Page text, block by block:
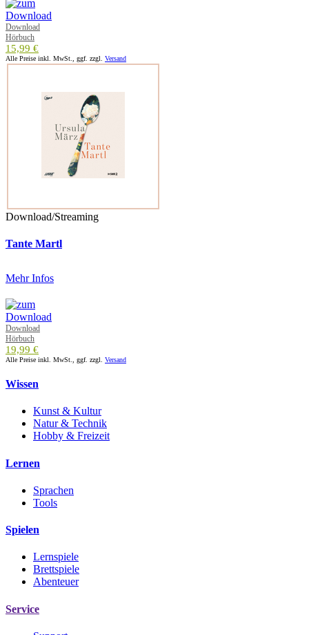
Download
Hörbuch
15,99 €
Alle Preise inkl. MwSt., ggf. zzgl. Versand
Download/Streaming
Tante Martl
Mehr Infos
Download
Hörbuch
19,99 €
Alle Preise inkl. MwSt., ggf. zzgl. Versand
Wissen
Kunst & Kultur
Natur & Technik
Hobby & Freizeit
Lernen
Sprachen
Tools
Spielen
Lernspiele
Brettspiele
Abenteuer
Service